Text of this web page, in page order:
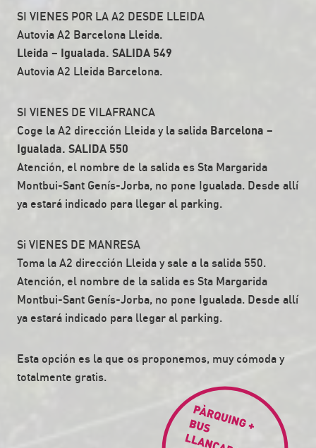
SI VIENES POR LA A2 DESDE LLEIDA
Autovia A2 Barcelona Lleida.
Lleida – Igualada. SALIDA 549
Autovia A2 Lleida Barcelona.
SI VIENES DE VILAFRANCA
Coge la A2 dirección Lleida y la salida Barcelona –
Igualada. SALIDA 550
Atención, el nombre de la salida es Sta Margarida
Montbui-Sant Genís-Jorba, no pone Igualada. Desde allí
ya estará indicado para llegar al parking.
Si VIENES DE MANRESA
Toma la A2 dirección Lleida y sale a la salida 550.
Atención, el nombre de la salida es Sta Margarida
Montbui-Sant Genís-Jorba, no pone Igualada. Desde allí
ya estará indicado para llegar al parking.
Esta opción es la que os proponemos, muy cómoda y
totalmente gratis.